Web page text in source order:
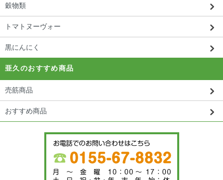
穀物類
トマトヌーヴォー
黒にんにく
亜久のおすすめ商品
売筋商品
おすすめ商品